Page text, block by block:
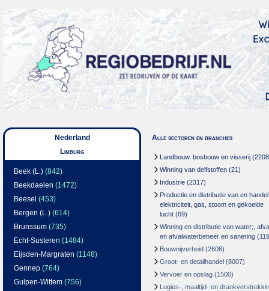
Nederland
Limburg
Beek (L.) (842)
Beekdaelen (1472)
Beesel (453)
Bergen (L.) (614)
Brunssum (735)
Echt-Susteren (1484)
Eijsden-Margraten (1148)
Gennep (764)
Gulpen-Wittem (756)
Alle sectoren en branches
Landbouw, bosbouw en visserij
Winning van delfstoffen (21)
Industrie (2317)
Productie en distributie van en
elektriciteit, gas, stoom en gekoelde
lucht (69)
Winning en distributie van water;,
en afvalwaterbeheer en sanering
Bouwnijverheid (2606)
Groot- en detailhandel (8007)
Vervoer en opslag (1500)
Logies-, maaltijd- en